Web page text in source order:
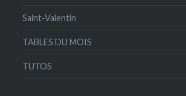
Saint-Valentin
TABLES DU MOIS
TUTOS